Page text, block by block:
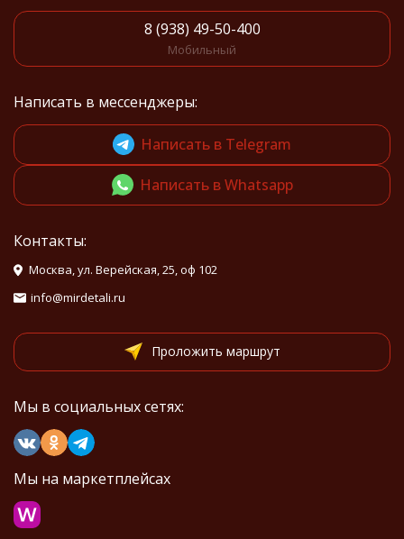
8 (938) 49-50-400
Мобильный
Написать в мессенджеры:
Написать в Telegram
Написать в Whatsapp
Контакты:
Москва, ул. Верейская, 25, оф 102
info@mirdetali.ru
Проложить маршрут
Мы в социальных сетях:
Мы на маркетплейсах